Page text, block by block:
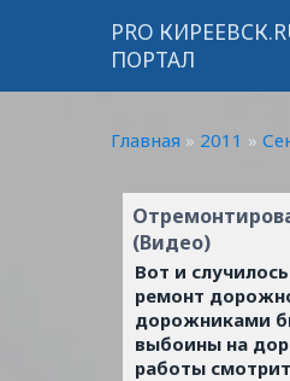
PRO
ПОРТАЛ
Главная » 2011 »
(Видео)
Вот и
ремонт
дорожниками
выбоины на
работы